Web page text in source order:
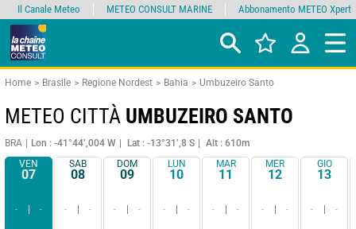
Home Brasile Regione Nordest Bahia Umbuzeiro Santo
METEO CITTÀ UMBUZEIRO SANTO
BRA Lon : -41°44’,004 W Lat : -13°31’,8 S
Alt : 610m
VEN
07
- -
SAB
08
- -
DOM
09
- -
LUN
10
- -
MAR
11
- -
MER
12
- -
GIO
13
- -
Il Canale Meteo METEO CONSULT MARINE Abbonamento METEO Xpert